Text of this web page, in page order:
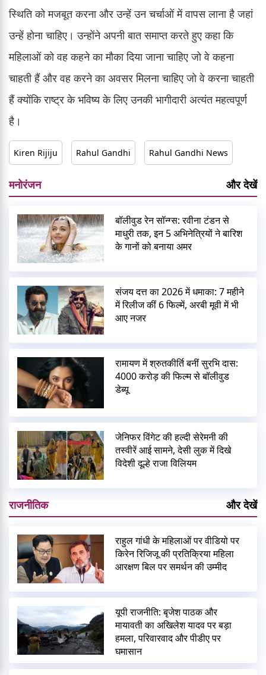
स्थिति को मजबूत करना और उन्हें उन चर्चाओं में वापस लाना है जहां
उन्हें होना चाहिए। उन्होंने अपनी बात समाप्त करते हुए कहा कि
महिलाओं को वह कहने का मौका दिया जाना चाहिए जो वे कहना
चाहती हैं और वह करने का अवसर मिलना चाहिए जो वे करना चाहती
हैं क्योंकि राष्ट्र के भविष्य के लिए उनकी भागीदारी अत्यंत महत्वपूर्ण
है।
Kiren Rijiju Rahul Gandhi Rahul Gandhi News
मनोरंजन और देखें
बॉलीवुड रेन सॉन्ग्स: रवीना टंडन से
माधुरी तक, इन 5 अभिनेत्रियों ने बारिश
के गानों को बनाया अमर
संजय दत्त का 2026 में धमाका: 7 महीने
में रिलीज कीं 6 फिल्में, अरबी मूवी में भी
आए नजर
रामायण में श्रुतकीर्ति बनीं सुरभि दास:
4000 करोड़ की फिल्म से बॉलीवुड
डेब्यू
जेनिफर विंगेट की हल्दी सेरेमनी की
तस्वीरें आई सामने, देसी लुक में दिखे
विदेशी दूल्हे राजा विलियम
राजनीतिक और देखें
राहुल गांधी के महिलाओं पर वीडियो पर
किरेन रिजिजू की प्रतिक्रिया महिला
आरक्षण बिल पर समर्थन की उम्मीद
यूपी राजनीति: बृजेश पाठक और
मायावती का अखिलेश यादव पर बड़ा
हमला, परिवारवाद और पीडीए पर
घमासान